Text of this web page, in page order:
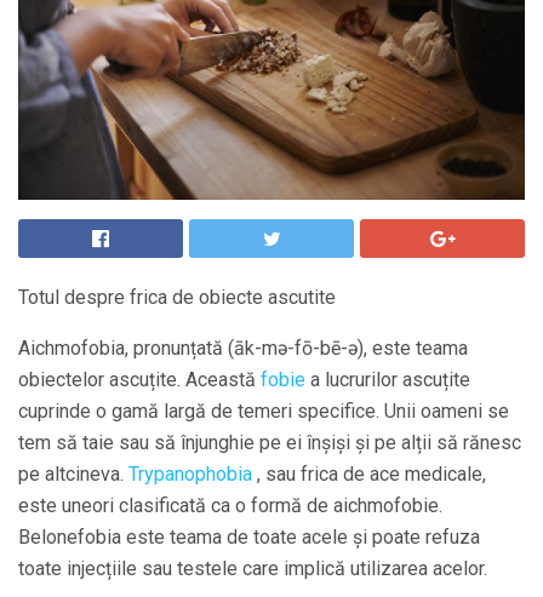
Totul despre frica de obiecte ascutite
Aichmofobia, pronunțată (āk-mə-fō-bē-ə), este teama
obiectelor ascuțite. Această fobie a lucrurilor ascuțite
cuprinde o gamă largă de temeri specifice. Unii oameni se
tem să taie sau să înjunghie pe ei înșiși și pe alții să rănesc
pe altcineva. Trypanophobia , sau frica de ace medicale,
este uneori clasificată ca o formă de aichmofobie.
Belonefobia este teama de toate acele și poate refuza
toate injecțiile sau testele care implică utilizarea acelor.